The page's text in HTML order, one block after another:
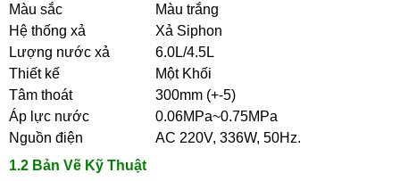
Màu sắc
Màu trắng
Hệ thống xả
Xả Siphon
Lượng nước xả
6.0L/4.5L
Thiết kế
Một Khối
Tâm thoát
300mm (+-5)
Áp lực nước
0.06MPa~0.75MPa
Nguồn điện
AC 220V, 336W, 50Hz.
1.2 Bản Vẽ Kỹ Thuật